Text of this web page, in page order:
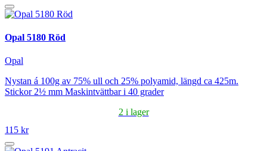
Opal 5180 Röd
Opal
Nystan á 100g av 75% ull och 25% polyamid, längd ca 425m.
Stickor 2½ mm Maskintvättbar i 40 grader
2 i lager
115 kr